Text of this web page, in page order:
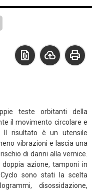
print
cloud_upload
file_present
teste orbitanti della
il movimento circolare e
Il risultato è un utensile
vibrazioni e lascia una
di danni alla vernice.
azione, tamponi in
sono stati la scelta
disossidazione,